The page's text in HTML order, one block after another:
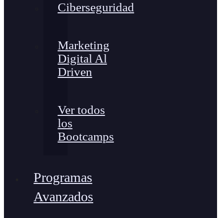
Ciberseguridad
Marketing
Digital Al
Driven
Ver todos
los
Bootcamps
Programas
Avanzados